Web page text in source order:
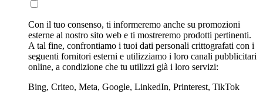
Con il tuo consenso, ti informeremo anche su promozioni
esterne al nostro sito web e ti mostreremo prodotti pertinenti.
A tal fine, confrontiamo i tuoi dati personali crittografati con i
seguenti fornitori esterni e utilizziamo i loro canali pubblicitari
online, a condizione che tu utilizzi già i loro servizi:
Bing, Criteo, Meta, Google, LinkedIn, Printerest, TikTok